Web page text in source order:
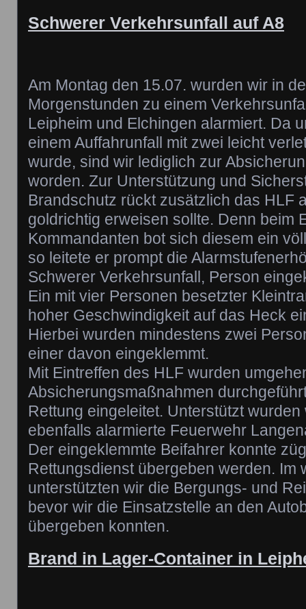
Schwerer Verkehrsunfall auf A8
Am Montag den 15.07. wurden wir in
Morgenstunden zu einem
Leipheim und Elchingen alarmiert. Da
einem Auffahrunfall mit zwei leicht
wurde, sind wir lediglich zur
worden. Zur Unterstützung und
Brandschutz rückt zusätzlich das HLF
goldrichtig erweisen sollte. Denn beim
Kommandanten bot sich diesem ein
so leitete er prompt die
Schwerer Verkehrsunfall, Person
Ein mit vier Personen besetzter
hoher Geschwindigkeit auf das Heck
Hierbei wurden mindestens zwei
einer davon eingeklemmt.
Mit Eintreffen des HLF wurden
Absicherungsmaßnahmen
Rettung eingeleitet. Unterstützt
ebenfalls alarmierte Feuerwehr
Der eingeklemmte Beifahrer konnte
Rettungsdienst übergeben werden. Im
unterstützten wir die Bergungs- und
bevor wir die Einsatzstelle an den
übergeben konnten.
Brand in Lager-Container in